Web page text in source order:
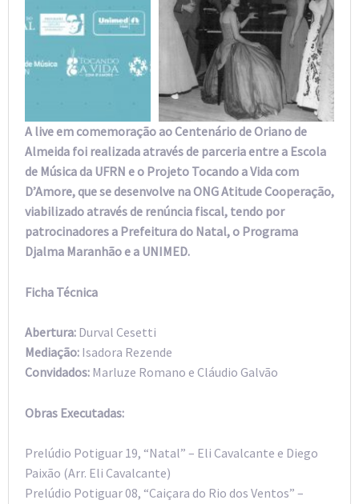
A live em comemoração ao Centenário de Oriano de
Almeida foi realizada através de parceria entre a Escola
de Música da UFRN e o Projeto Tocando a Vida com
D’Amore, que se desenvolve na ONG Atitude Cooperação,
viabilizado através de renúncia fiscal, tendo por
patrocinadores a Prefeitura do Natal, o Programa
Djalma Maranhão e a UNIMED.
Ficha Técnica
Abertura: Durval Cesetti
Mediação: Isadora Rezende
Convidados: Marluze Romano e Cláudio Galvão
Obras Executadas:
Prelúdio Potiguar 19, “Natal” – Eli Cavalcante e Diego
Paixão (Arr. Eli Cavalcante)
Prelúdio Potiguar 08, “Caiçara do Rio dos Ventos” –